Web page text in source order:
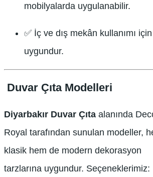
mobilyalarda uygulanabilir.
✅ İç ve dış mekân kullanımı için
uygundur.
️ Duvar Çıta Modelleri
Diyarbakır Duvar Çıta alanında
Royal tarafından sunulan modeller,
klasik hem de modern dekorasyon
tarzlarına uygundur. Seçeneklerimiz: